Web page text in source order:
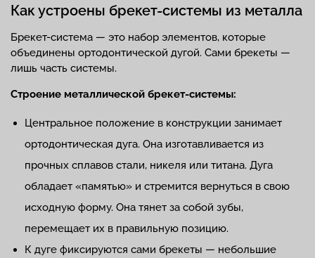
Как устроены брекет-системы из металла
Брекет-система — это набор элементов, которые
объединены ортодонтической дугой. Сами брекеты —
лишь часть системы.
Строение металлической брекет-системы:
Центральное положение в конструкции занимает
ортодонтическая дуга. Она изготавливается из
прочных сплавов стали, никеля или титана. Дуга
обладает «памятью» и стремится вернуться в свою
исходную форму. Она тянет за собой зубы,
перемещает их в правильную позицию.
К дуге фиксируются сами брекеты — небольшие